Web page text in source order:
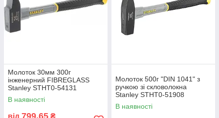
Молоток 30мм 300г
інженерний FIBREGLASS
Stanley STHT0-54131
В наявності
Молоток 500г "DIN 1041" з
ручкою зі скловолокна
Stanley STHT0-51908
В наявності